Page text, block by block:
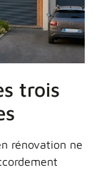
trois
rénovation ne